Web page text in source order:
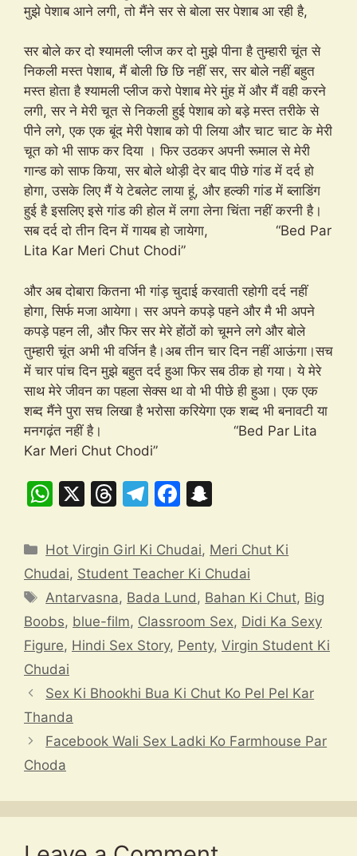
मुझे पेशाब आने लगी, तो मैंने सर से बोला सर पेशाब आ रही है,
सर बोले कर दो श्यामली प्लीज कर दो मुझे पीना है तुम्हारी चूंत से
निकली मस्त पेशाब, मैं बोली छि छि नहीं सर, सर बोले नहीं बहुत
मस्त होता है श्यामली प्लीज करो पेशाब मेरे मुंह में और मैं वही करने
लगी, सर ने मेरी चूत से निकली हुई पेशाब को बड़े मस्त तरीके से
पीने लगे, एक एक बूंद मेरी पेशाब को पी लिया और चाट चाट के मेरी
चूत को भी साफ कर दिया । फिर उठकर अपनी रूमाल से मेरी
गान्ड को साफ किया, सर बोले थोड़ी देर बाद पीछे गांड में दर्द हो
होगा, उसके लिए मैं ये टेबलेट लाया हूं, और हल्की गांड में ब्लाडिंग
हुई है इसलिए इसे गांड की होल में लगा लेना चिंता नहीं करनी है।
सब दर्द दो तीन दिन में गायब हो जायेगा, “Bed Par
Lita Kar Meri Chut Chodi”
और अब दोबारा कितना भी गांड़ चुदाई करवाती रहोगी दर्द नहीं
होगा, सिर्फ मजा आयेगा। सर अपने कपड़े पहने और मै भी अपने
कपड़े पहन ली, और फिर सर मेरे होंठों को चूमने लगे और बोले
तुम्हारी चूंत अभी भी वर्जिन है।अब तीन चार दिन नहीं आऊंगा।सच
में चार पांच दिन मुझे बहुत दर्द हुआ फिर सब ठीक हो गया। ये मेरे
साथ मेरे जीवन का पहला सेक्स था वो भी पीछे ही हुआ। एक एक
शब्द मैंने पुरा सच लिखा है भरोसा करियेगा एक शब्द भी बनावटी या
मनगढ़ंत नहीं है। “Bed Par Lita
Kar Meri Chut Chodi”
W
at
s
A
p
p
X
T
e
a
d
s
T
e
gr
a
m
F
c
e
b
o
o
a
p
c
h
at
Categories
Hot Virgin Girl Ki Chudai, Meri Chut Ki
Chudai, Student Teacher Ki Chudai
Tags
Antarvasna, Bada Lund, Bahan Ki Chut, Big
Boobs, blue-film, Classroom Sex, Didi Ka Sexy
Figure, Hindi Sex Story, Penty, Virgin Student Ki
Chudai
Sex Ki Bhookhi Bua Ki Chut Ko Pel Pel Kar
Thanda
Facebook Wali Sex Ladki Ko Farmhouse Par
Choda